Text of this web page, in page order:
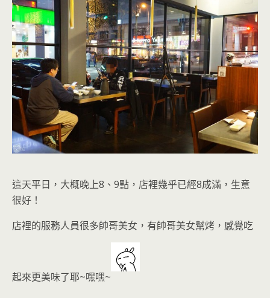
這天平日，大概晚上8、9點，店裡幾乎已經8成滿 ，生意
很好！
店裡的服務人員很多帥哥美女，有帥哥美女幫烤，感覺吃
起來更美味了耶~嘿嘿~